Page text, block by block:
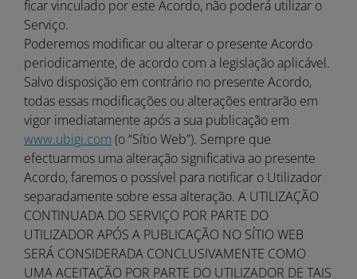
ficar vinculado por este Acordo, não poderá utilizar o
Serviço.
Poderemos modificar ou alterar o presente Acordo
periodicamente, de acordo com a legislação aplicável.
Salvo disposição em contrário no presente Acordo,
todas essas modificações ou alterações entrarão em
vigor imediatamente após a sua publicação em
www.ubigi.com (o “Sítio Web”). Sempre que
efectuarmos uma alteração significativa ao presente
Acordo, faremos o possível para notificar o Utilizador
separadamente sobre essa alteração. A UTILIZAÇÃO
CONTINUADA DO SERVIÇO POR PARTE DO
UTILIZADOR APÓS A PUBLICAÇÃO NO SÍTIO WEB
SERÁ CONSIDERADA CONCLUSIVAMENTE COMO
UMA ACEITAÇÃO POR PARTE DO UTILIZADOR DE TAIS